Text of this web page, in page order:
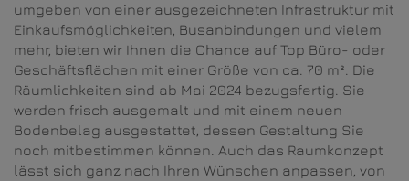
umgeben von einer ausgezeichneten Infrastruktur mit
Einkaufsmöglichkeiten, Busanbindungen und vielem
mehr, bieten wir Ihnen die Chance auf Top Büro- oder
Geschäftsflächen mit einer Größe von ca. 70 m². Die
Räumlichkeiten sind ab Mai 2024 bezugsfertig. Sie
werden frisch ausgemalt und mit einem neuen
Bodenbelag ausgestattet, dessen Gestaltung Sie
noch mitbestimmen können. Auch das Raumkonzept
lässt sich ganz nach Ihren Wünschen anpassen, von